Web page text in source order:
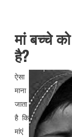
मां बच्चे
है?
ऐसा
माना
जाता
है कि
मांएं